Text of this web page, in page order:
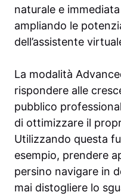
naturale e
ampliando le
dell’assistente
La modalità
rispondere alle
pubblico
di ottimizzare il
Utilizzando questa
esempio, prendere
persino navigare in
mai distogliere lo